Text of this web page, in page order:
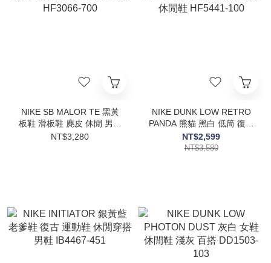
NIKE SB MALOR TE 黑黃
板鞋 滑板鞋 麂皮 休閒 男款
HF3066-700
NT$3,280
NIKE DUNK LOW RETRO
PANDA 熊貓 黑白 低筒 復古
休閒鞋 HF5441-100
NT$2,599
NT$3,580